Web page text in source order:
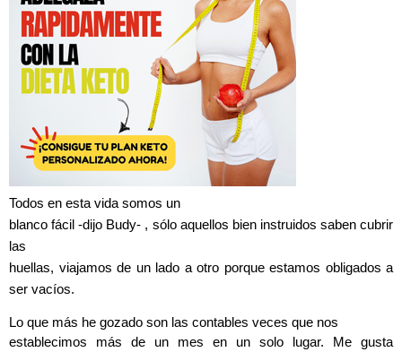
Todos en esta vida somos un
blanco fácil -dijo Budy- , sólo aquellos bien instruidos saben cubrir
las
huellas, viajamos de un lado a otro porque estamos obligados a
ser vacíos.
Lo que más he gozado son las contables veces que nos
establecimos más de un mes en un solo lugar. Me gusta